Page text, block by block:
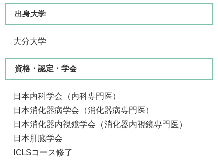
出身大学
大分大学
資格・認定・学会
日本内科学会（内科専門医）​
日本消化器病学会​​（消化器病専門医）
日本消化器内視鏡学会​（消化器内視鏡専門医）
日本肝臓学会
ICLSコース修了